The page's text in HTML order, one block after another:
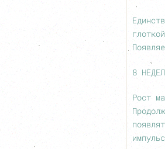
8
Рост